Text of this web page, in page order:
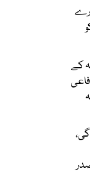
کے